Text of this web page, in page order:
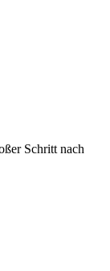
Schritt nach